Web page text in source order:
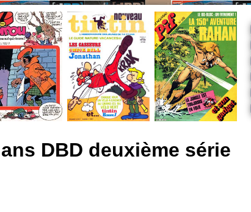
DBD deuxième série